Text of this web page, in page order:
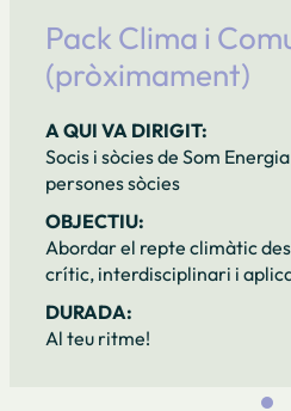
Pack Clima i
(pròximament)
A QUI VA DIRIGIT:
Socis i sòcies de Som
persones sòcies
OBJECTIU:
Abordar el repte climàtic
crític, interdisciplinari i
DURADA:
Al teu ritme!